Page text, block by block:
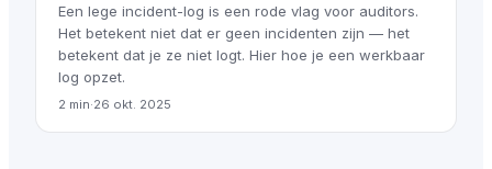
Een lege incident-log is een rode vlag voor auditors.
Het betekent niet dat er geen incidenten zijn — het
betekent dat je ze niet logt. Hier hoe je een werkbaar
log opzet.
2 min·26 okt. 2025